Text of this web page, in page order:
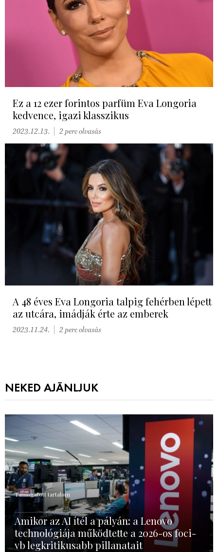
Ez a 12 ezer forintos parfüm Eva Longoria
kedvence, igazi klasszikus
2023.12.13. 2 perc olvasás
A 48 éves Eva Longoria talpig fehérben lépett
az utcára, imádják érte az emberek
2023.11.24. 2 perc olvasás
NEKED AJÁNLJUK
Támogatott tartalom
Amikor az AI ítél a pályán: a Lenovo
technológiája működtette a 2026-os foci-
vb legkritikusabb pillanatait